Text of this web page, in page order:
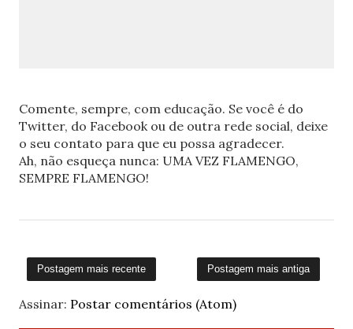
Comente, sempre, com educação. Se você é do
Twitter, do Facebook ou de outra rede social, deixe
o seu contato para que eu possa agradecer.
Ah, não esqueça nunca: UMA VEZ FLAMENGO,
SEMPRE FLAMENGO!
Postagem mais recente Postagem mais antiga
Assinar: Postar comentários (Atom)